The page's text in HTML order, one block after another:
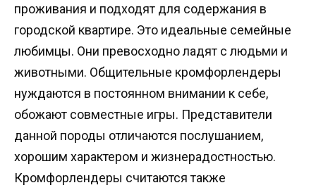
проживания и подходят для содержания в
городской квартире. Это идеальные семейные
любимцы. Они превосходно ладят с людьми и
животными. Общительные кромфорлендеры
нуждаются в постоянном внимании к себе,
обожают совместные игры. Представители
данной породы отличаются послушанием,
хорошим характером и жизнерадостностью.
Кромфорлендеры считаются также